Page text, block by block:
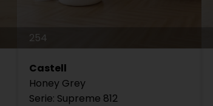
254
Castell
Honey Grey
Serie: Supreme 812